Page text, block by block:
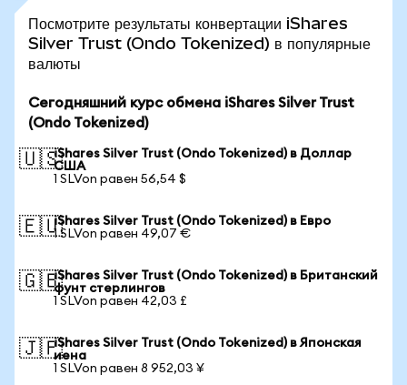
Посмотрите результаты конвертации iShares
Silver Trust (Ondo Tokenized) в популярные
валюты
Сегодняшний курс обмена iShares Silver Trust
(Ondo Tokenized)
🇺🇸iShares Silver Trust (Ondo Tokenized) в Доллар
США
1 SLVon равен 56,54 $
🇪🇺iShares Silver Trust (Ondo Tokenized) в Евро
1 SLVon равен 49,07 €
🇬🇧iShares Silver Trust (Ondo Tokenized) в Британский
фунт стерлингов
1 SLVon равен 42,03 £
🇯🇵iShares Silver Trust (Ondo Tokenized) в Японская
иена
1 SLVon равен 8 952,03 ¥